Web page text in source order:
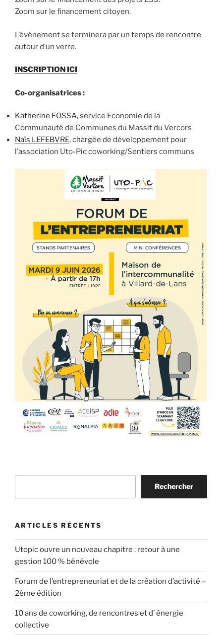
Zoom sur le financement citoyen.
L’événement se terminera par un temps de rencontre
autour d’un verre.
INSCRIPTION ICI
Co-organisatrices :
Katherine FOSSA, service Economie de la
Communauté de Communes du Massif du Vercors
Naïs LEFEBVRE, chargée de développement pour
l’association Uto-Pic coworking/Sentiers communs
Rechercher
ARTICLES RÉCENTS
Utopic ouvre un nouveau chapitre : retour à une
gestion 100 % bénévole
Forum de l’entrepreneuriat et de la création d’activité –
2ème édition
10 ans de coworking, de rencontres et d’ énergie
collective